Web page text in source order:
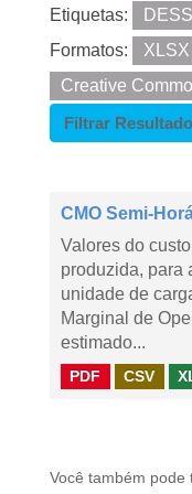
Etiquetas:
Formatos:
XLSX
Creative
Filtrar
CMO Semi-
Valores do
produzida, para
unidade de
Marginal de
estimado...
PDF CSV
Você também pode